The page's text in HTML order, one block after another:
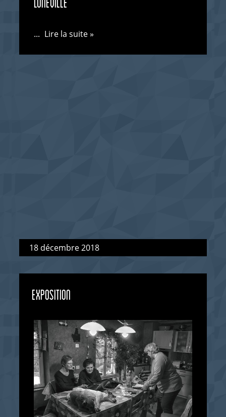
... Lire la suite »
18 décembre 2018
EXPOSITION